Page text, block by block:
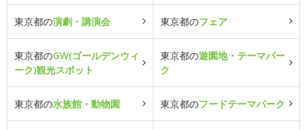
東京都の演劇・講演会 東京都のフェア
東京都のGW(ゴールデンウィ
ーク)観光スポット
東京都の遊園地・テーマパー
ク
東京都の水族館・動物園 東京都のフードテーマパーク